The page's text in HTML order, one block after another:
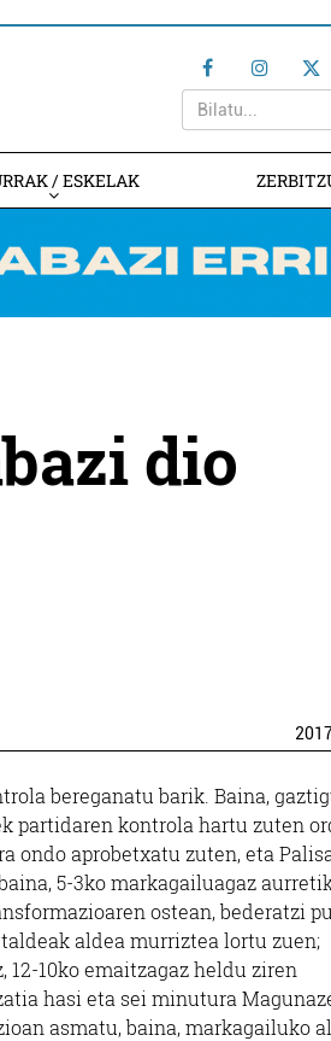
/ ESKELAK
dio
bereganatu barik. Baina,
partidaren kontrola hartu zuten
ondo aprobetxatu zuten, eta
5-3ko markagailuagaz
ostean, bederatzi
aldea murriztea lortu zuen;
10ko emaitzagaz heldu ziren
hasi eta sei minutura
asmatu, baina, markagailuko